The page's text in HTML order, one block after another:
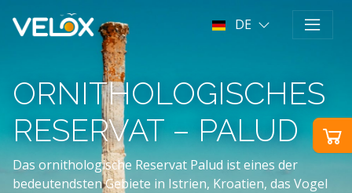
DE
ORNITHOLOGISCHES
RESERVAT – PALUD
Das ornithologische Reservat Palud ist eines der
bedeutendsten Gebiete in Istrien, Kroatien, das Vogel